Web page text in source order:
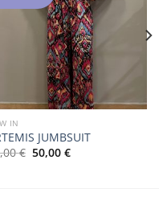
IN
JUMBSUIT
€ Original
price
50,00 €Η
τρέχουσα